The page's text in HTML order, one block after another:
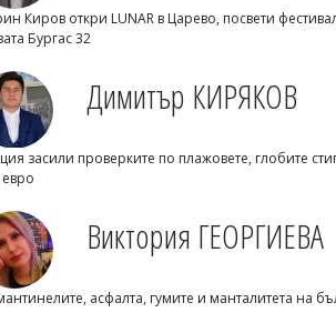
Трима маскирани нападнаха
Киров откри LUNAR в Царево, посвети
Бургас 32
Димитър КИРЯКОВ
засили проверките по плажовете, глобите
Виктория ГЕОРГИЕВА
асфалта, гумите и манталитета на